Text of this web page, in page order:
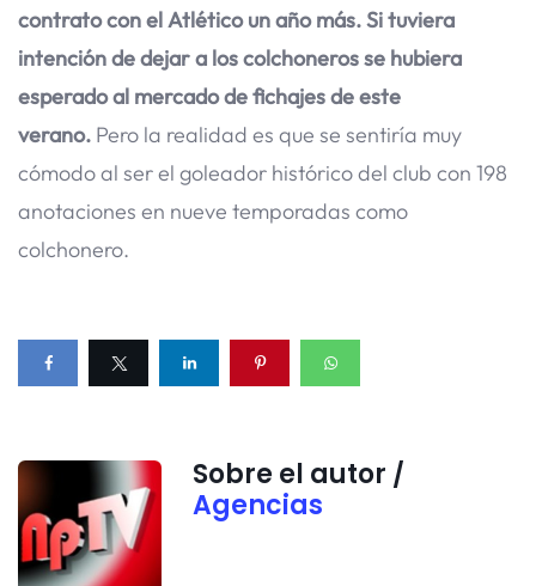
contrato con el Atlético un año más. Si tuviera
intención de dejar a los colchoneros se hubiera
esperado al mercado de fichajes de este
verano. Pero la realidad es que se sentiría muy
cómodo al ser el goleador histórico del club con 198
anotaciones en nueve temporadas como
colchonero.
Sobre el autor /
Agencias